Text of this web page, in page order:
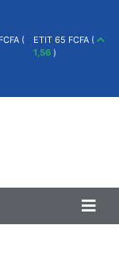
(
ETIT 65 FCFA (
1,56 )